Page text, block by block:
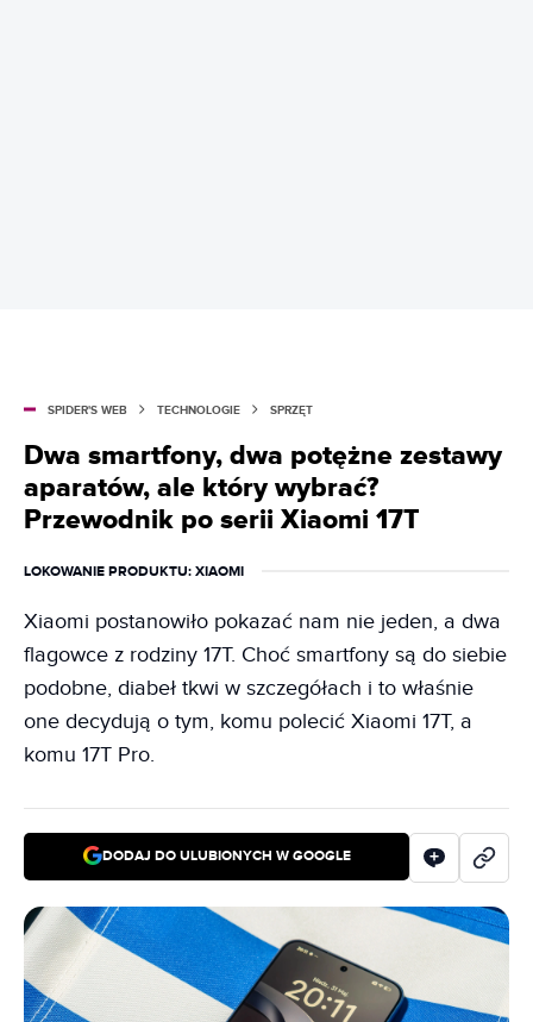
SPIDER'S WEB TECHNOLOGIE SPRZĘT
Dwa smartfony, dwa potężne zestawy
aparatów, ale który wybrać?
Przewodnik po serii Xiaomi 17T
LOKOWANIE PRODUKTU: XIAOMI
Xiaomi postanowiło pokazać nam nie jeden, a dwa
flagowce z rodziny 17T. Choć smartfony są do siebie
podobne, diabeł tkwi w szczegółach i to właśnie
one decydują o tym, komu polecić Xiaomi 17T, a
komu 17T Pro.
DODAJ DO ULUBIONYCH W GOOGLE